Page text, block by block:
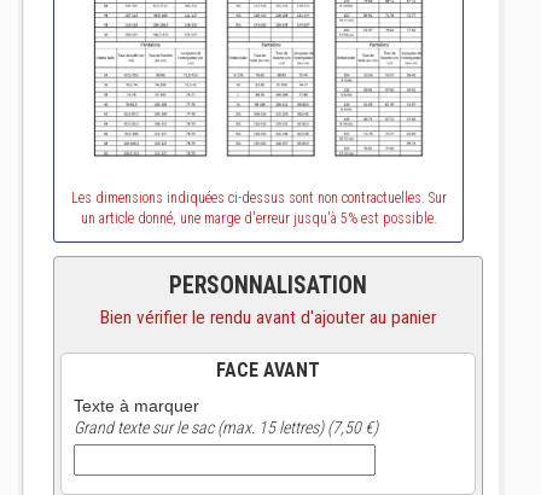
Les dimensions indiquées ci-dessus sont non contractuelles. Sur
un article donné, une marge d'erreur jusqu'à 5% est possible.
PERSONNALISATION
Bien vérifier le rendu avant d'ajouter au panier
FACE AVANT
Texte à marquer
Grand texte sur le sac (max. 15 lettres) (7,50 €)